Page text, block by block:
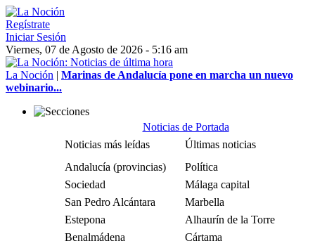
Regístrate
Iniciar Sesión
Viernes, 07 de Agosto de 2026 - 5:16 am
La Noción | Marinas de Andalucía pone en marcha un nuevo
webinario...
Noticias de Portada
Noticias más leídas
Últimas noticias
Andalucía (provincias)
Política
Sociedad
Málaga capital
San Pedro Alcántara
Marbella
Estepona
Alhaurín de la Torre
Benalmádena
Cártama